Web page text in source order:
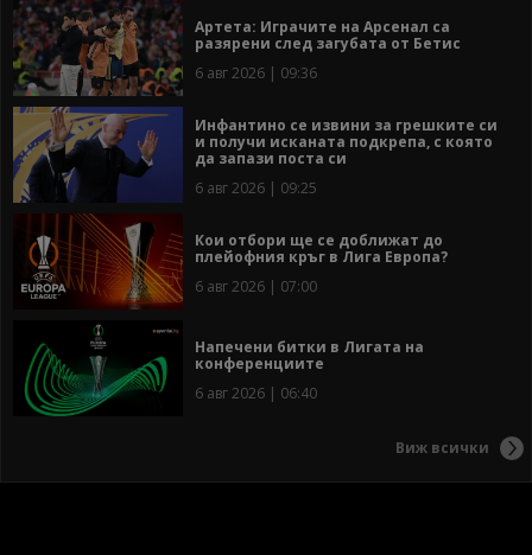
Артета: Играчите на Арсенал са
разярени след загубата от Бетис
6 авг 2026 | 09:36
Инфантино се извини за грешките си
и получи исканата подкрепа, с която
да запази поста си
6 авг 2026 | 09:25
Кои отбори ще се доближат до
плейофния кръг в Лига Европа?
6 авг 2026 | 07:00
Напечени битки в Лигата на
конференциите
6 авг 2026 | 06:40
Виж всички